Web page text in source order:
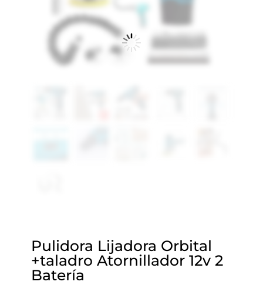
Pulidora Lijadora Orbital
+taladro Atornillador 12v 2
Batería